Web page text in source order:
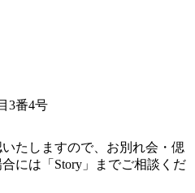
3番4号
たしますので、お別れ会・偲
には「Story」までご相談くだ